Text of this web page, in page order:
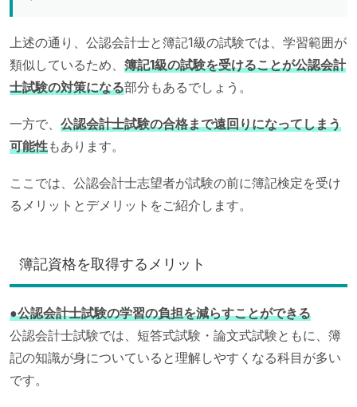
上述の通り、公認会計士と簿記1級の試験では、学習範囲が
類似しているため、 簿記1級の試験を受けることが公認会計
士試験の対策になる部分もあるでしょう。
一方で、 公認会計士試験の合格まで遠回りになってしまう
可能性もあります。
ここでは、公認会計士志望者が試験の前に簿記検定を受け
るメリットとデメリットをご紹介します。
簿記資格を取得するメリット
●公認会計士試験の学習の負担を減らすことができる
公認会計士試験では、短答式試験・論文式試験ともに、簿
記の知識が身についていると理解しやすくなる科目が多い
です。